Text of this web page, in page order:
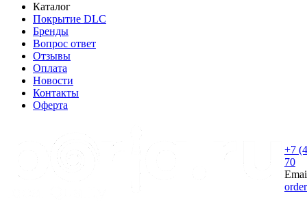
Каталог
Покрытие DLC
Бренды
Вопрос ответ
Отзывы
Оплата
Новости
Контакты
Оферта
+7
70